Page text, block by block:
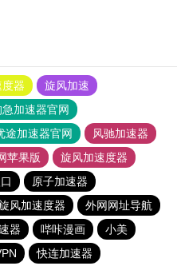
器
旋风加速
急加速器官网
途加速器官网
风驰加速器
苹果版
旋风加速度器
原子加速器
风加速度器
外网网址导航
器 哔咔漫画
小美
快连加速器